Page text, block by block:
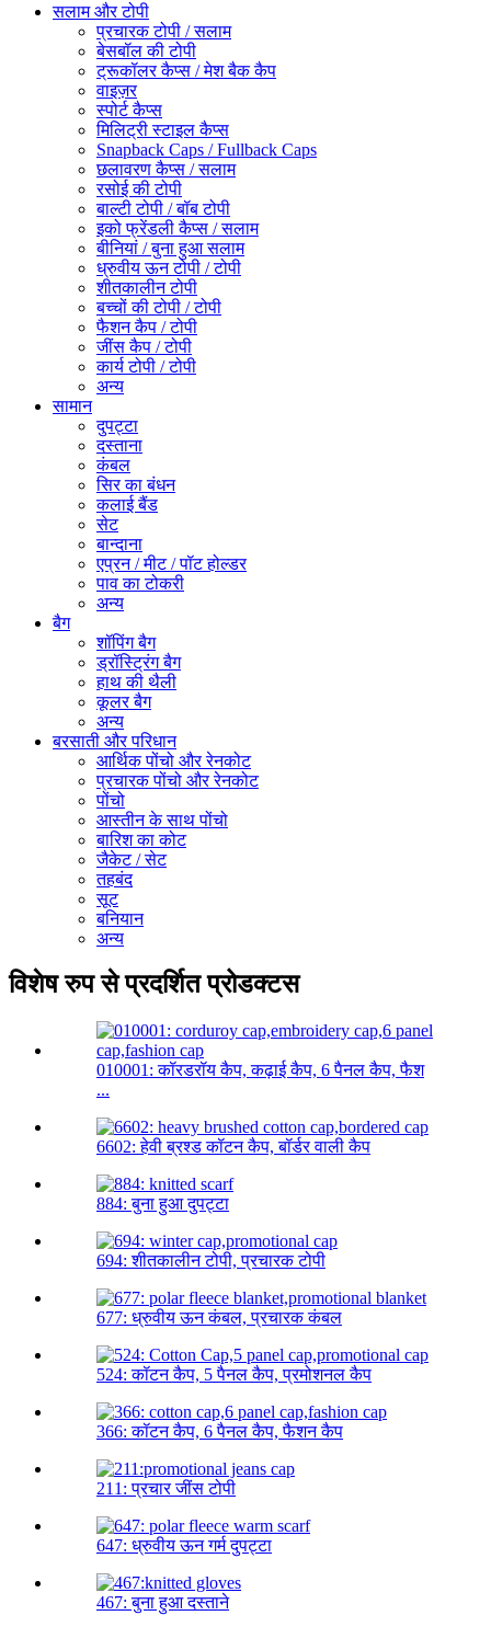
सलाम और टोपी
प्रचारक टोपी / सलाम
बेसबॉल की टोपी
ट्रूकॉलर कैप्स / मेश बैक कैप
वाइज़र
स्पोर्ट कैप्स
मिलिट्री स्टाइल कैप्स
Snapback Caps / Fullback Caps
छलावरण कैप्स / सलाम
रसोई की टोपी
बाल्टी टोपी / बॉब टोपी
इको फ्रेंडली कैप्स / सलाम
बीनियां / बुना हुआ सलाम
ध्रुवीय ऊन टोपी / टोपी
शीतकालीन टोपी
बच्चों की टोपी / टोपी
फैशन कैप / टोपी
जींस कैप / टोपी
कार्य टोपी / टोपी
अन्य
सामान
दुपट्टा
दस्ताना
कंबल
सिर का बंधन
कलाई बैंड
सेट
बान्दाना
एप्रन / मीट / पॉट होल्डर
पाव का टोकरी
अन्य
बैग
शॉपिंग बैग
ड्रॉस्ट्रिंग बैग
हाथ की थैली
कूलर बैग
अन्य
बरसाती और परिधान
आर्थिक पोंचो और रेनकोट
प्रचारक पोंचो और रेनकोट
पोंचो
आस्तीन के साथ पोंचो
बारिश का कोट
जैकेट / सेट
तहबंद
सूट
बनियान
अन्य
विशेष रुप से प्रदर्शित प्रोडक्टस
010001: कॉरडरॉय कैप, कढ़ाई कैप, 6 पैनल कैप, फैश
...
6602: हेवी ब्रश्ड कॉटन कैप, बॉर्डर वाली कैप
884: बुना हुआ दुपट्टा
694: शीतकालीन टोपी, प्रचारक टोपी
677: ध्रुवीय ऊन कंबल, प्रचारक कंबल
524: कॉटन कैप, 5 पैनल कैप, प्रमोशनल कैप
366: कॉटन कैप, 6 पैनल कैप, फैशन कैप
211: प्रचार जींस टोपी
647: ध्रुवीय ऊन गर्म दुपट्टा
467: बुना हुआ दस्ताने